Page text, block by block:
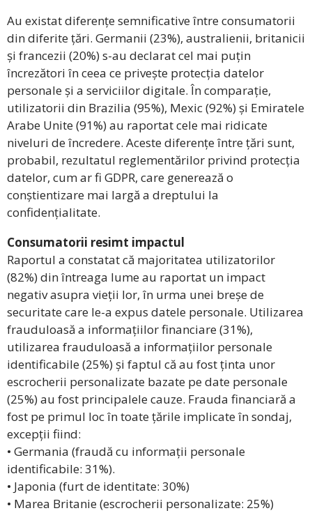
Au existat diferențe semnificative între consumatorii
din diferite țări. Germanii (23%), australienii, britanicii
și francezii (20%) s-au declarat cel mai puțin
încrezători în ceea ce privește protecția datelor
personale și a serviciilor digitale. În comparație,
utilizatorii din Brazilia (95%), Mexic (92%) și Emiratele
Arabe Unite (91%) au raportat cele mai ridicate
niveluri de încredere. Aceste diferențe între țări sunt,
probabil, rezultatul reglementărilor privind protecția
datelor, cum ar fi GDPR, care generează o
conștientizare mai largă a dreptului la
confidențialitate.
Consumatorii resimt impactul
Raportul a constatat că majoritatea utilizatorilor
(82%) din întreaga lume au raportat un impact
negativ asupra vieții lor, în urma unei breșe de
securitate care le-a expus datele personale. Utilizarea
frauduloasă a informațiilor financiare (31%),
utilizarea frauduloasă a informațiilor personale
identificabile (25%) și faptul că au fost ținta unor
escrocherii personalizate bazate pe date personale
(25%) au fost principalele cauze. Frauda financiară a
fost pe primul loc în toate țările implicate în sondaj,
excepții fiind:
• Germania (fraudă cu informații personale
identificabile: 31%).
• Japonia (furt de identitate: 30%)
• Marea Britanie (escrocherii personalizate: 25%)